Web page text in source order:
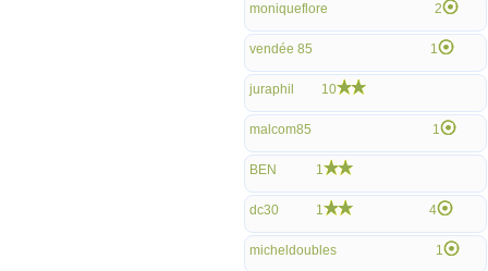
moniqueflore 2
vendée 85 1
juraphil 10
malcom85 1
BEN 1
dc30 1 4
micheldoubles 1